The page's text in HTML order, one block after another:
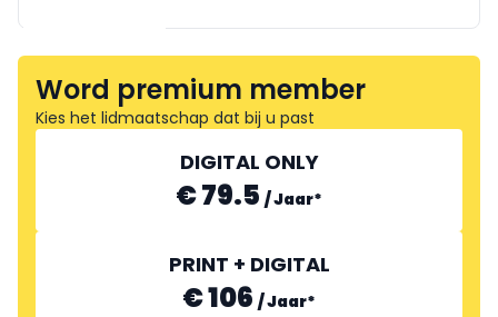
KERCKHOFS MATHIEU TRAILERS
Word premium member
Kies het lidmaatschap dat bij u past
DIGITAL ONLY
€ 79.5 /Jaar*
PRINT + DIGITAL
€ 106 /Jaar*